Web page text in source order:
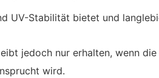
UV-Stabilität bietet und
jedoch nur erhalten, wenn
wird.